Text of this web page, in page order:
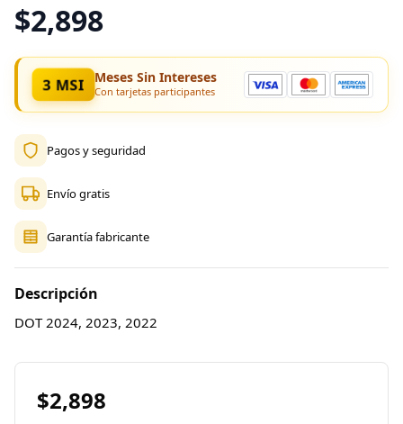
$2,898
3 MSI Meses Sin Intereses
Con tarjetas participantes
Pagos y seguridad
Envío gratis
Garantía fabricante
Descripción
DOT 2024, 2023, 2022
$2,898